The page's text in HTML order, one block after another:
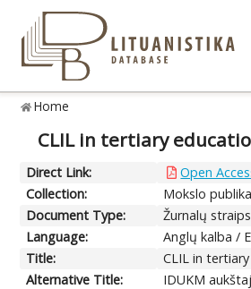
Home
CLIL in tertiary
Direct Link:
Open
Collection:
Mokslo
Document Type:
Žurnalų
Language:
Anglų kalba /
Title:
CLIL in
Alternative Title:
IDUKM